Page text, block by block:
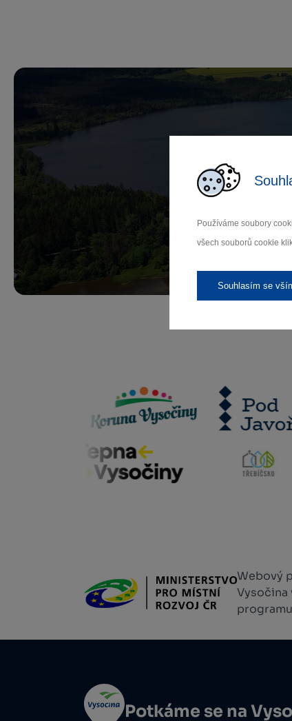
Používáme soubory
všech souborů cookie
Souhlasím se
Webový
Vysočina
Potkáme se na